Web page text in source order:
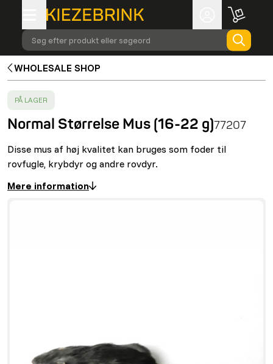
Søg efter produkt eller søgeord
WHOLESALE SHOP
SUCCESS
PÅ LAGER
Normal Størrelse Mus (16-22 g)77207
Disse mus af høj kvalitet kan bruges som foder til
rovfugle, krybdyr og andre rovdyr.
Mere information